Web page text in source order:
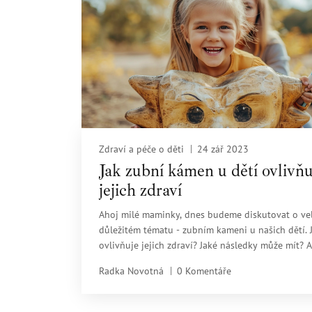
Zdraví a péče o děti 24 zář 2023
Jak zubní kámen u dětí
jejich zdraví
Ahoj milé maminky, dnes budeme diskutovat o
důležitém tématu - zubním kameni u našich dětí.
ovlivňuje jejich zdraví? Jaké následky může mít?
Společně najdeme odpovědi na všechny tyto
Radka Novotná 0 Komentáře